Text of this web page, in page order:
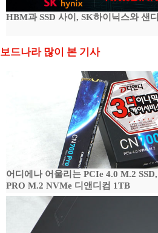
HBM과 SSD 사이, SK하이닉스와 샌
보드나라 많이 본 기사
어디에나 어울리는 PCIe 4.0 M.2
PRO M.2 NVMe 디앤디컴 1TB